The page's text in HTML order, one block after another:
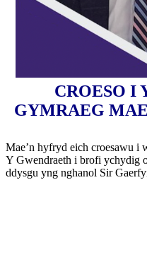
CROESO I
GYMRAEG
Mae’n hyfryd eich croesawu i
Y Gwendraeth i brofi ychydig
ddysgu yng nghanol Sir